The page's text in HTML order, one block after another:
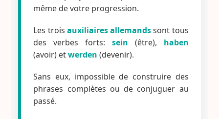
même de votre progression.
Les trois auxiliaires allemandssont tous
des verbes forts: sein (être), haben
(avoir) etwerden (devenir).
Sans eux, impossible de construire des
phrases complètes ou de conjuguer au
passé.